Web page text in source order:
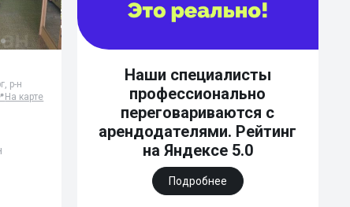
р-н
На карте
Наши специалисты
профессионально
переговариваются с
арендодателями. Рейтинг
на Яндексе 5.0
Подробнее